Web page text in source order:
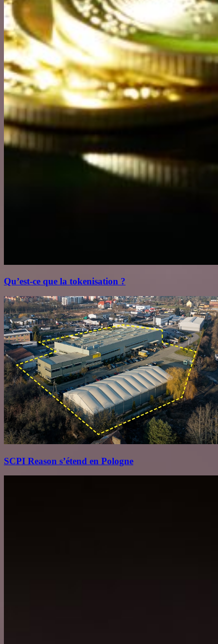
Qu’est‑ce que la tokenisation ?
SCPI Reason s’étend en Pologne